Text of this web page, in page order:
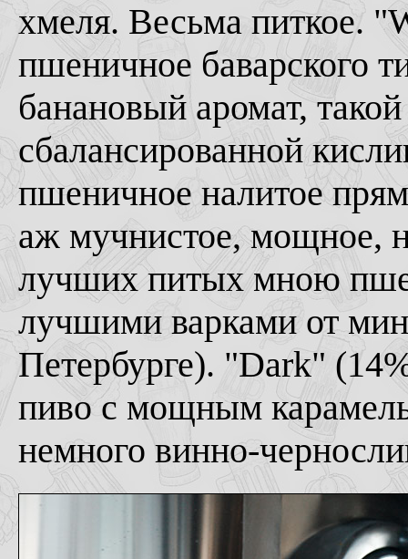
хмеля. Весьма питкое.
пшеничное баварского
банановый аромат,
сбалансированной
пшеничное налитое
аж мучнистое, мощное,
лучших питых мною
лучшими варками от
Петербурге). "Dark"
пиво с мощным
немного винно-